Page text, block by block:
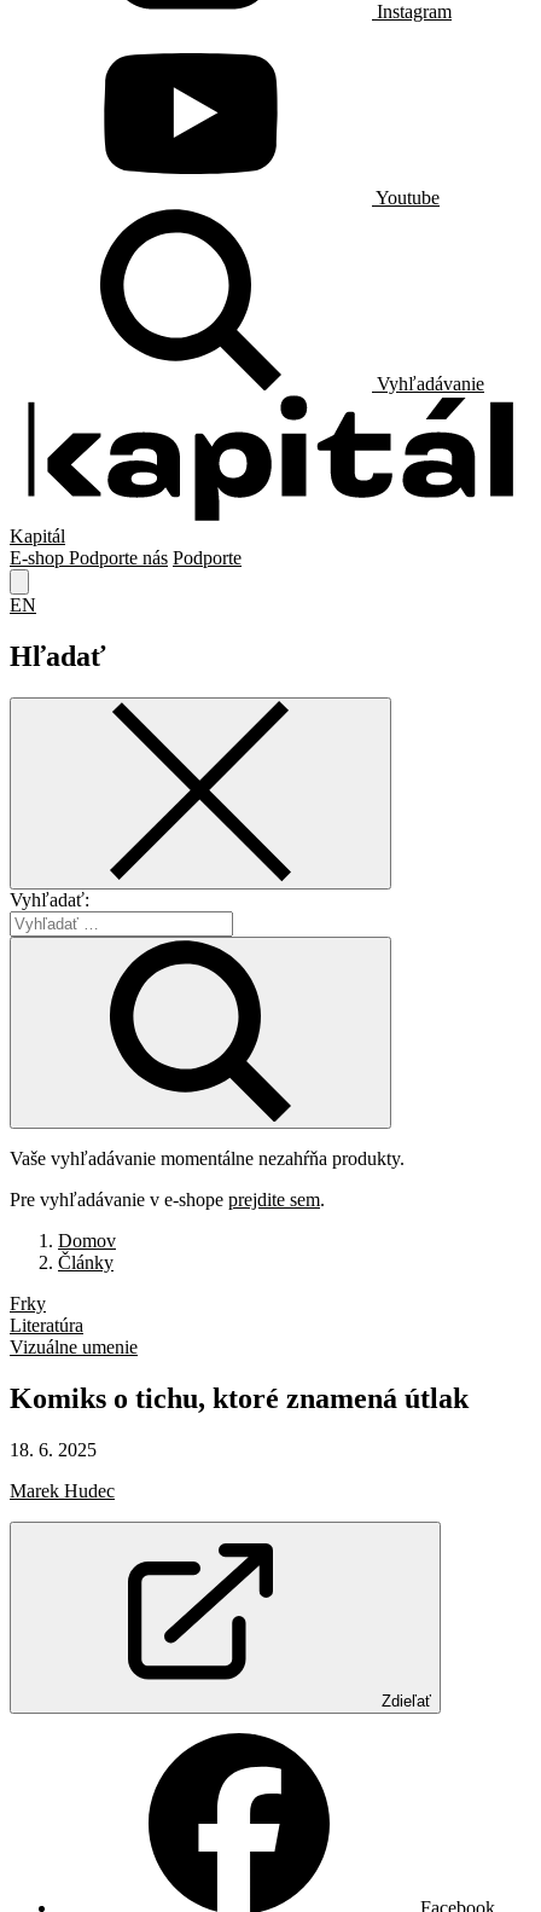
Instagram
Youtube
Vyhľadávanie
Kapitál
E-shop Podporte nás Podporte
EN
Hľadať
Vyhľadať:
Vaše vyhľadávanie momentálne nezahŕňa produkty.
Pre vyhľadávanie v e-shope prejdite sem.
Domov
Články
Frky
Literatúra
Vizuálne umenie
Komiks o tichu, ktoré znamená útlak
18. 6. 2025
Marek Hudec
Zdieľať
Facebook